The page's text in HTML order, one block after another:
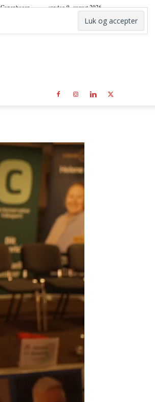
Copenhagen søndag 9. august 2026